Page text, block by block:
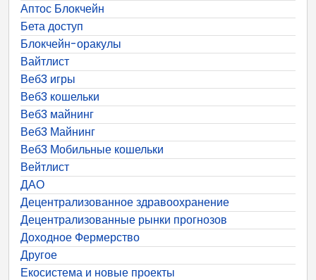
Аптос Блокчейн
Бета доступ
Блокчейн-оракулы
Вайтлист
Веб3 игры
Веб3 кошельки
Веб3 майнинг
Веб3 Майнинг
Веб3 Мобильные кошельки
Вейтлист
ДАО
Децентрализованное здравоохранение
Децентрализованные рынки прогнозов
Доходное Фермерство
Другое
Екосистема и новые проекты